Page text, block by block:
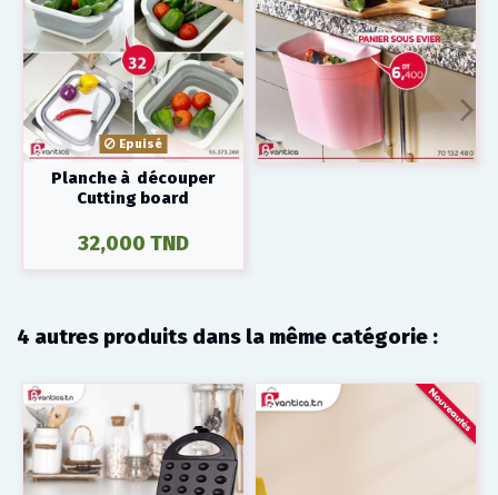
Epuisé
Planche à découper
Cutting board
32,000 TND
4 autres produits dans la même catégorie :